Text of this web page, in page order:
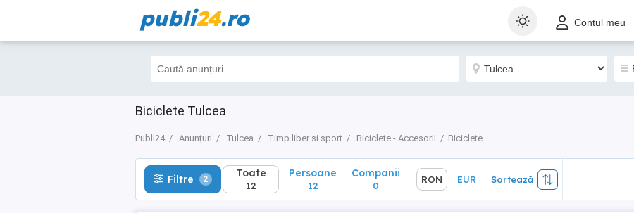
publi24.ro Contul meu
Biciclete Tulcea
Publi24 Anunțuri Tulcea Timp liber si sport Biciclete - Accesorii Biciclete
Filtre 2 Toate
12
Sortează
Filtre 2 Toate
12
Persoane
12
Companii
0
RON EUR Sortează